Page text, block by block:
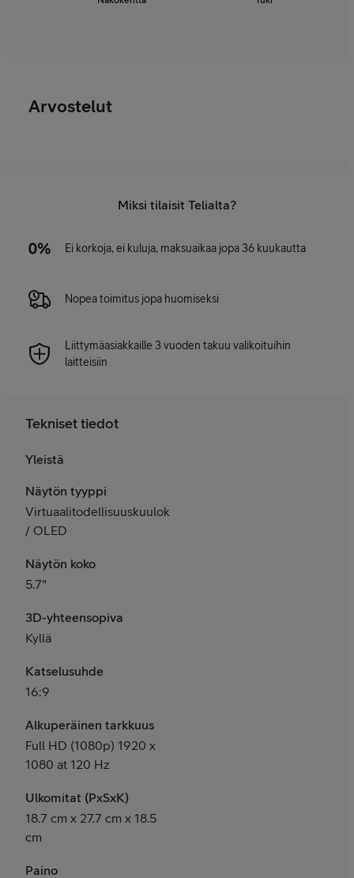
Arvostelut
Miksi tilaisit Telialta?
Ei korkoja, ei kuluja, maksuaikaa jopa 36 kuukautta
Nopea toimitus jopa huomiseksi
Liittymäasiakkaille 3 vuoden takuu valikoituihin
laitteisiin
Tekniset tiedot
Yleistä
Näytön tyyppi
Virtuaalitodellisuuskuulokkeet
/ OLED
Näytön koko
5.7"
3D-yhteensopiva
Kyllä
Katselusuhde
16:9
Alkuperäinen tarkkuus
Full HD (1080p) 1920 x
1080 at 120 Hz
Ulkomitat (PxSxK)
18.7 cm x 27.7 cm x 18.5
cm
Paino